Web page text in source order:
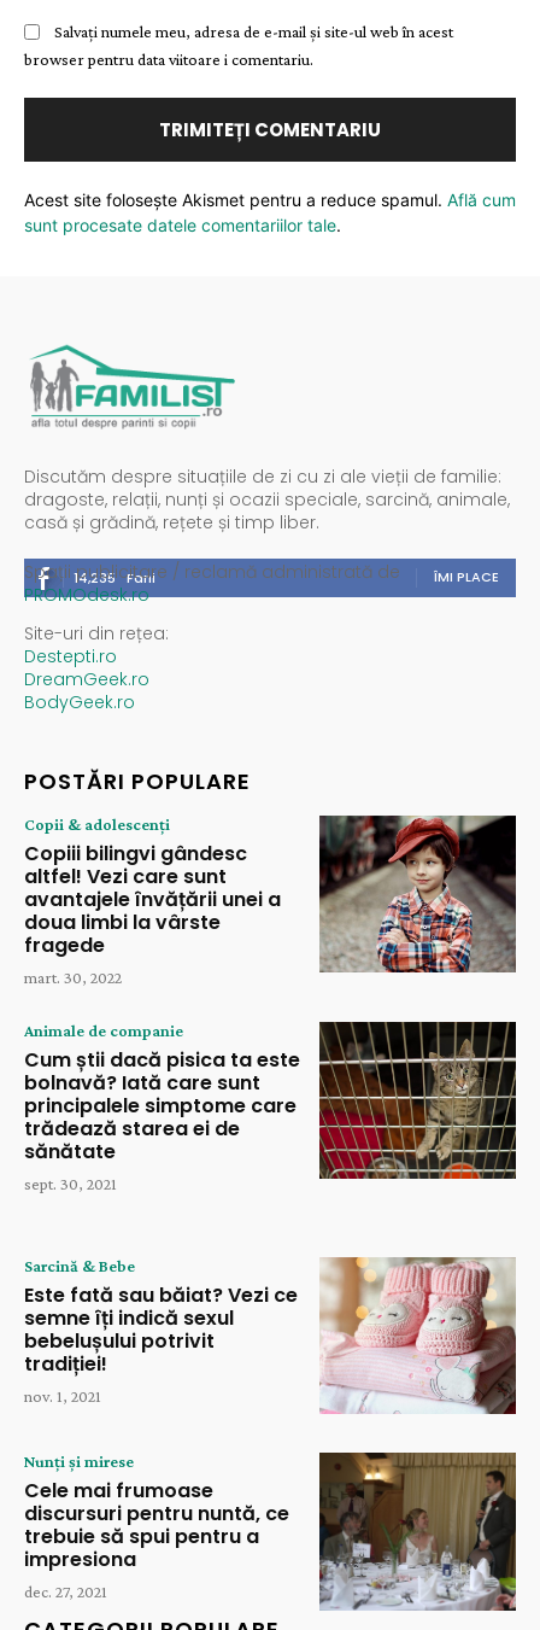
Salvați numele meu, adresa de e-mail și site-ul web în acest
browser pentru data viitoare i comentariu.
Acest site folosește Akismet pentru a reduce spamul. Află cum
sunt procesate datele comentariilor tale.
Discutăm despre situațiile de zi cu zi ale vieții de familie:
dragoste, relații, nunți și ocazii speciale, sarcină, animale,
casă și grădină, rețete și timp liber.
14,235 Fani ÎMI PLACE
Spații publicitare / reclamă administrată de
PROMOdesk.ro
Site-uri din rețea:
Destepti.ro
DreamGeek.ro
BodyGeek.ro
POSTĂRI POPULARE
Copii & adolescenți
Copiii bilingvi gândesc
altfel! Vezi care sunt
avantajele învățării unei a
doua limbi la vârste
fragede
mart. 30, 2022
Animale de companie
Cum știi dacă pisica ta este
bolnavă? Iată care sunt
principalele simptome care
trădează starea ei de
sănătate
sept. 30, 2021
Sarcină & Bebe
Este fată sau băiat? Vezi ce
semne îți indică sexul
bebelușului potrivit
tradiției!
nov. 1, 2021
Nunți și mirese
Cele mai frumoase
discursuri pentru nuntă, ce
trebuie să spui pentru a
impresiona
dec. 27, 2021